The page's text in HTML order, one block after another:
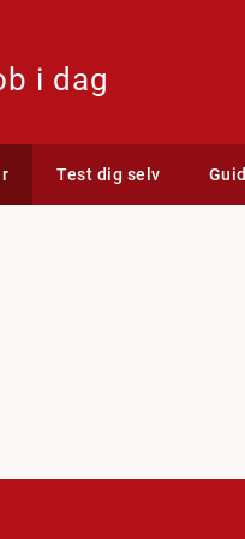
i dag
Test dig selv